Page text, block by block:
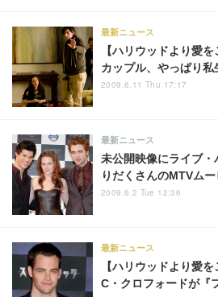
【ハリウッドより愛
カップル、やっぱり私
最新ニュース
2009.6.11 Thu 17:17
未公開映像にライブ
りだくさんのMTVム
最新ニュース
2009.6.2 Tue 12:36
【ハリウッドより愛
C・クロフォードが『
最新ニュース